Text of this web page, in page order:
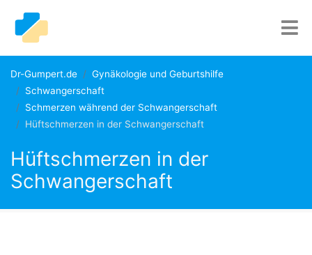
Dr-Gumpert.de
Gynäkologie und Geburtshilfe
Schwangerschaft
Schmerzen während der Schwangerschaft
Hüftschmerzen in der Schwangerschaft
Hüftschmerzen in der
Schwangerschaft